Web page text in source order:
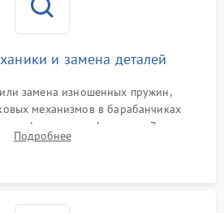
и замена деталей
замена изношенных пружин,
механизмов в барабанчиках
люфтов в трансфокаторе. Замена
сетки или восстановление
Подробнее